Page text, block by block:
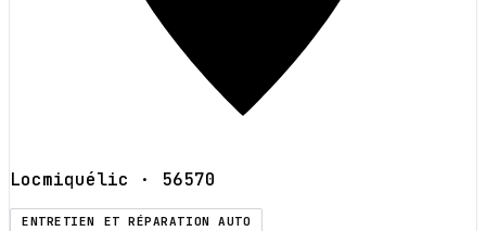
Locmiquélic · 56570
ENTRETIEN ET RÉPARATION AUTO